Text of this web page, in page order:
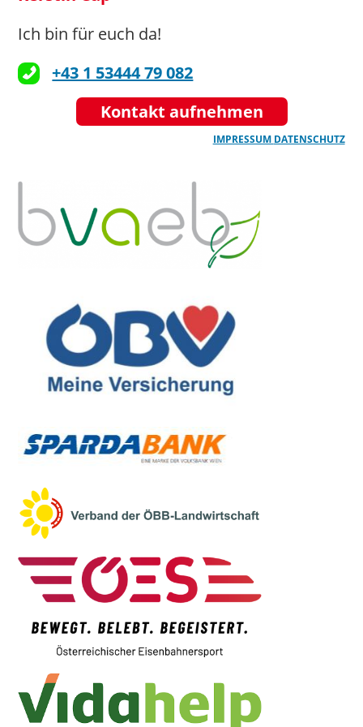
sbs@shvgr.at
>>> Hier geht’s zur Website
Zuständig für: Pflege und
Essen auf Rädern
pflegeundbetreuung@o.roteskreuz.at
>>> Hier geht’s zur Website
Ich bin für euch da!
+43 1 53444 79 082
Kontakt aufnehmen
IMPRESSUM DATENSCHUTZ